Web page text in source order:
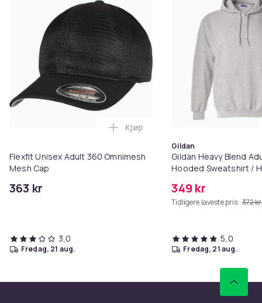
Flexfit Unisex Adult 360 Omnimesh
Mesh Cap
363 kr
Legg Flexfit Unisex Adult 360
Kjøp
3,0
fredag, 21 aug.
Gildan
Gildan Heavy Blend
Hooded Sweatshirt /
349 kr
Tidligere laveste pris: 372 kr
5,0
fredag, 21 aug.